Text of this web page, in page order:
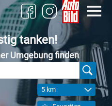
tanken!
Umgebung finden
5 km